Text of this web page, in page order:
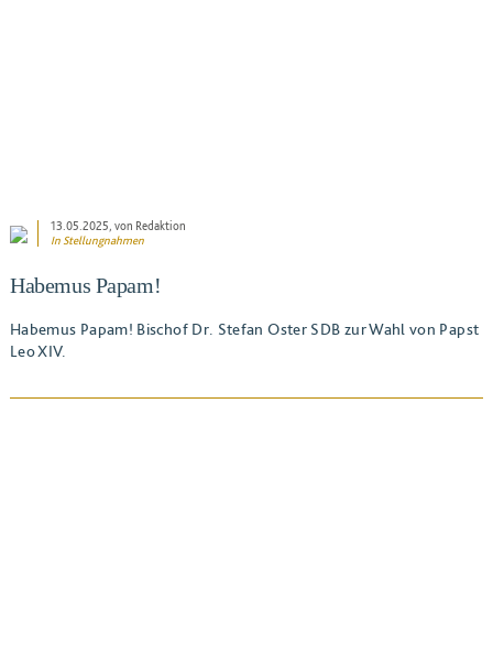
13.05.2025, von Redaktion
InStellungnahmen
Habemus Papam!
Habemus Papam! Bischof Dr. Stefan Oster SDB zur Wahl von Papst
Leo XIV.